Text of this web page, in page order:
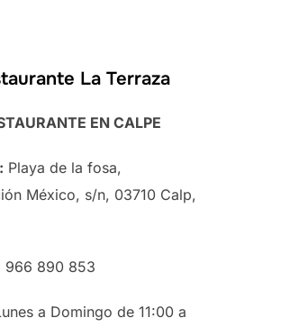
La Terraza
EN CALPE
Playa de la fosa,
México, s/n, 03710 Calp,
966 890 853
a Domingo de 11:00 a